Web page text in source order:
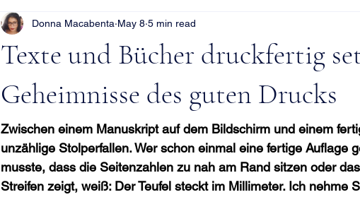
Texte und Bücher druckfertig
Geheimnisse des guten Drucks
Donna Macabenta May 8 5 min read
Zwischen einem Manuskript auf dem Bildschirm und einem
unzählige Stolperfallen. Wer schon einmal eine fertige Auflage
musste, dass die Seitenzahlen zu nah am Rand sitzen oder
Streifen zeigt, weiß: Der Teufel steckt im Millimeter. Ich nehme